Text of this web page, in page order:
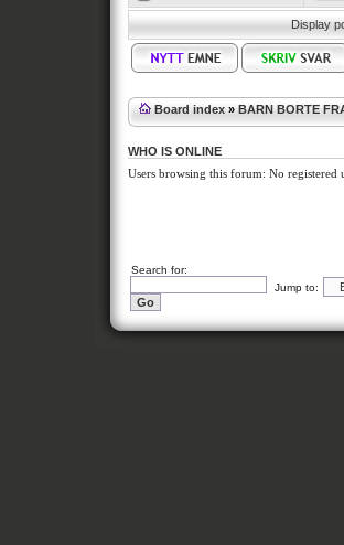
Display
Board index » BARN BORTE
WHO IS ONLINE
Users browsing this forum: No registered
Search for:
Jump to: